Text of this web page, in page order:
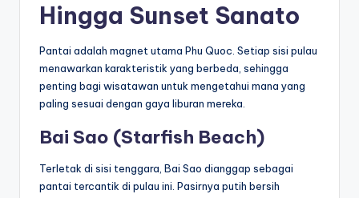
Hingga Sunset Sanato
Pantai adalah magnet utama Phu Quoc. Setiap sisi pulau
menawarkan karakteristik yang berbeda, sehingga
penting bagi wisatawan untuk mengetahui mana yang
paling sesuai dengan gaya liburan mereka.
Bai Sao (Starfish Beach)
Terletak di sisi tenggara, Bai Sao dianggap sebagai
pantai tercantik di pulau ini. Pasirnya putih bersih